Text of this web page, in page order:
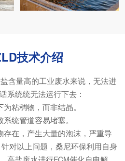
技术介绍
含量高的工业废水来说，无法进
系统统无法运行下去：
粘稠物，而非结晶。
统管道容易堵塞。
在，产生大量的泡沫，严重导
对以上问题，桑尼环保利用自身